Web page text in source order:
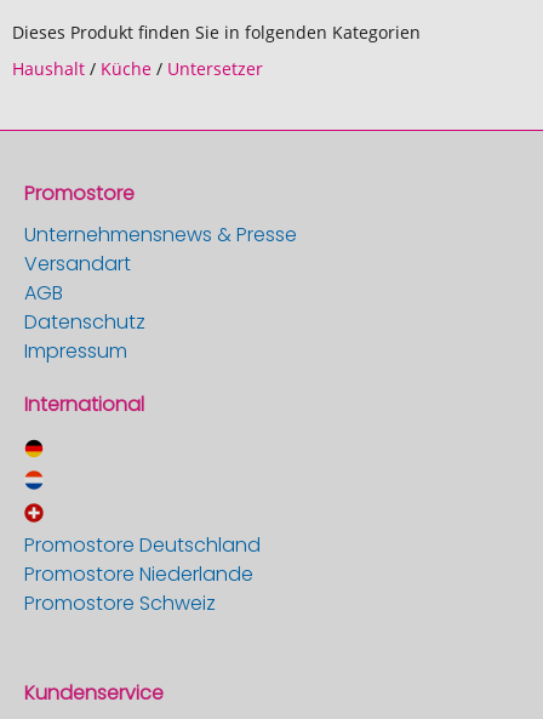
Dieses Produkt finden Sie in folgenden Kategorien
Haushalt / Küche / Untersetzer
Promostore
Unternehmensnews & Presse
Versandart
AGB
Datenschutz
Impressum
International
Promostore Deutschland
Promostore Niederlande
Promostore Schweiz
Kundenservice